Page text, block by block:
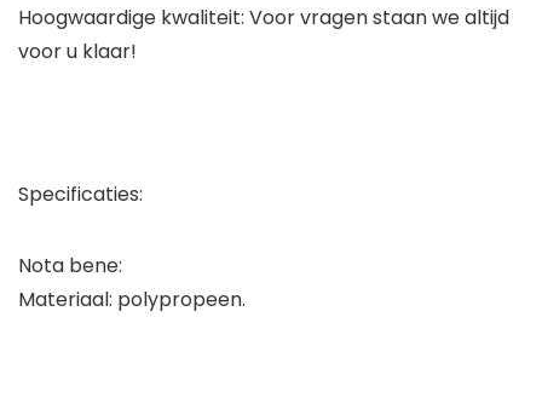
Hoogwaardige kwaliteit: Voor vragen staan we altijd
voor u klaar!
Specificaties:
Nota bene:
Materiaal: polypropeen.